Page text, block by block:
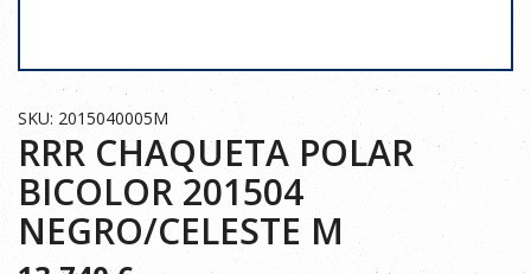
SKU: 2015040005M
RRR CHAQUETA POLAR
BICOLOR 201504
NEGRO/CELESTE M